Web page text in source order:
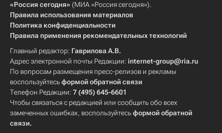
«Россия сегодня» (МИА «Россия сегодня»).
Правила использования материалов
Политика конфиденциальности
Правила применения рекомендательных технологий
Главный редактор: Гаврилова А.В.
Адрес электронной почты Редакции: internet-group@ria.ru
По вопросам размещения пресс-релизов и рекламы
воспользуйтесьформой обратной связи
Телефон Редакции: 7 (495) 645-6601
Чтобы связаться с редакцией или сообщить обо всех
замеченных ошибках, воспользуйтесьформой обратной
связи.